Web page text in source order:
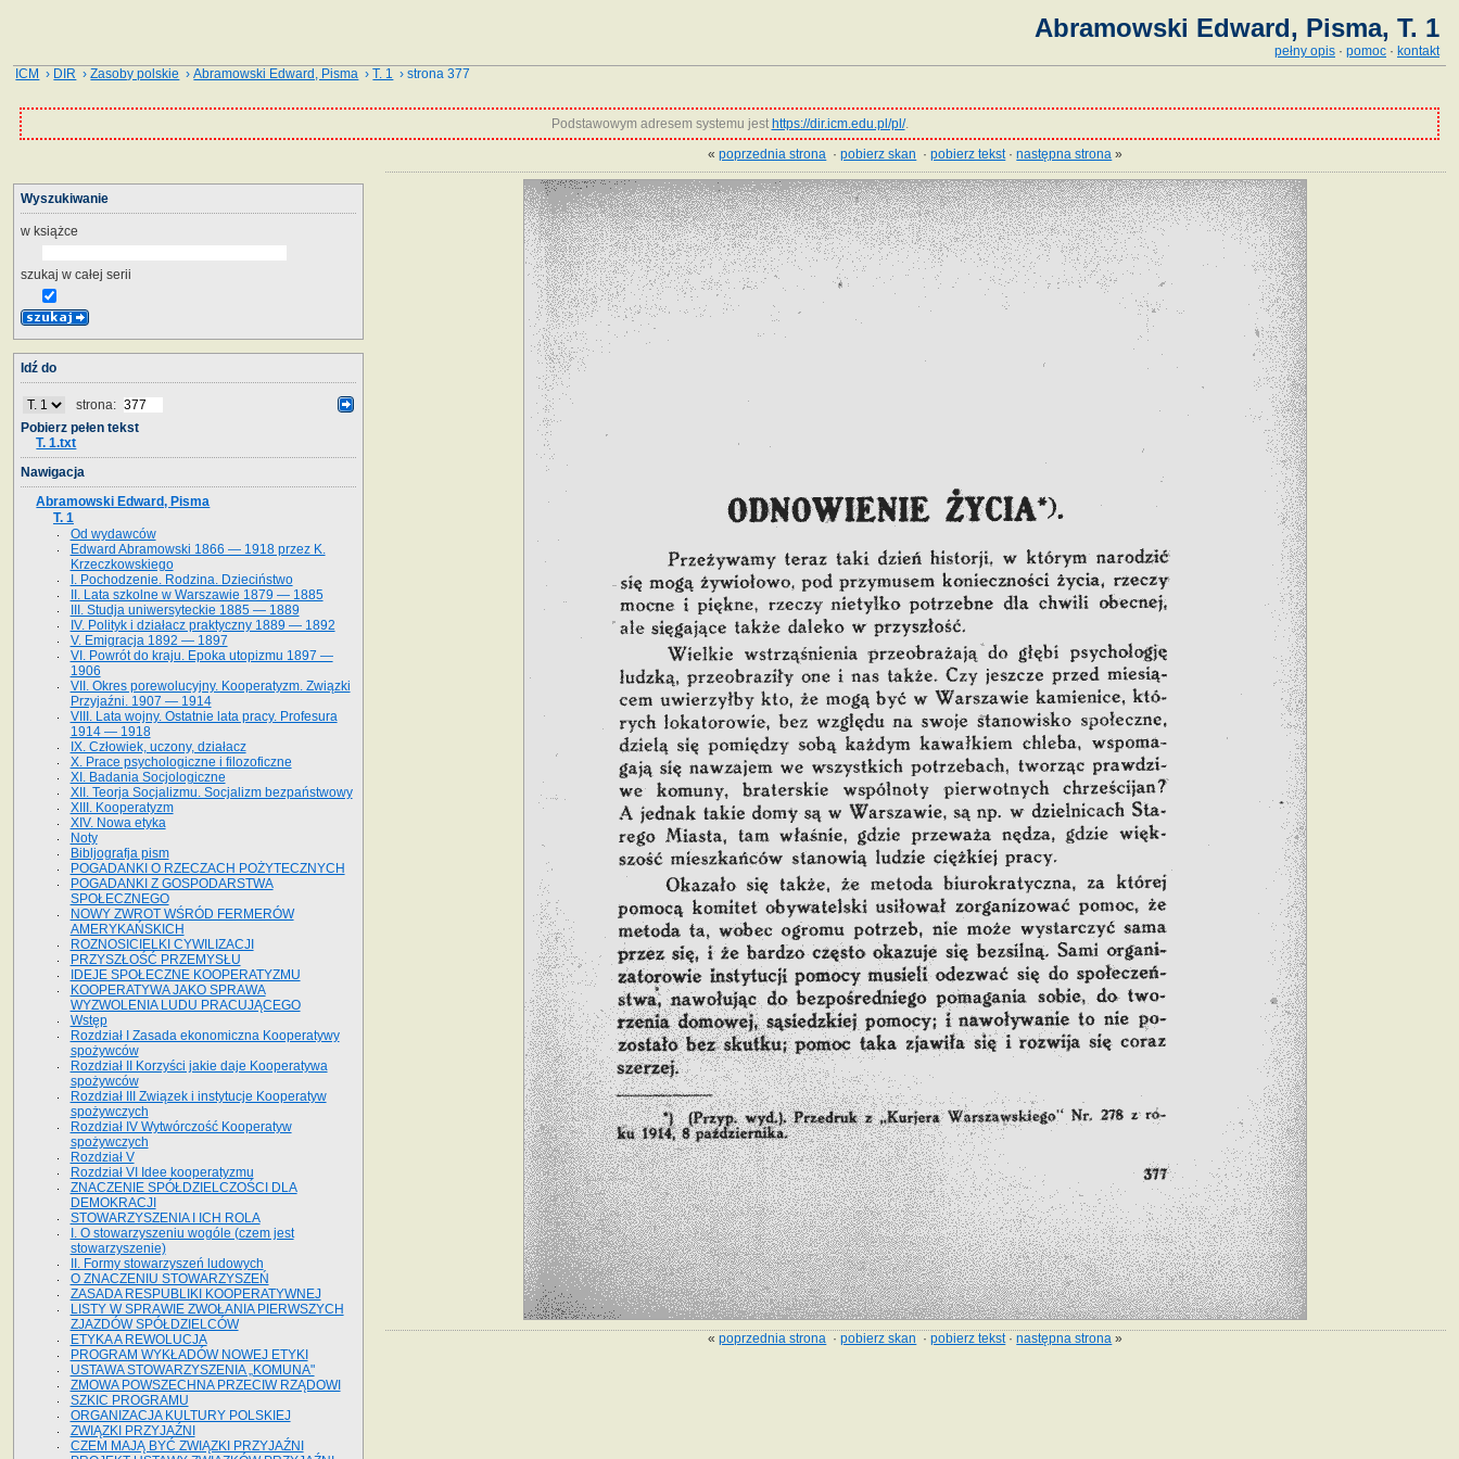
Abramowski Edward, Pisma, T. 1
pełny opis · pomoc · kontakt
ICM › DIR ›Zasoby polskie ›Abramowski Edward, Pisma ›T. 1 › strona 377
Podstawowym adresem systemu jest https://dir.icm.edu.pl/pl/.
«poprzednia strona ·pobierz skan ·pobierz tekst·następna strona »
«poprzednia strona ·pobierz skan ·pobierz tekst·następna strona »
Wyszukiwanie
w książce
szukaj w całej serii
Idź do
strona:
Pobierz pełen tekst
T. 1.txt
Nawigacja
Abramowski Edward, Pisma
T. 1
Od wydawców
Edward Abramowski 1866 — 1918 przez K.
Krzeczkowskiego
I. Pochodzenie. Rodzina. Dzieciństwo
II. Lata szkolne w Warszawie 1879 — 1885
III. Studja uniwersyteckie 1885 — 1889
IV. Polityk i działacz praktyczny 1889 — 1892
V. Emigracja 1892 — 1897
VI. Powrót do kraju. Epoka utopizmu 1897 —
1906
VII. Okres porewolucyjny. Kooperatyzm. Związki
Przyjaźni. 1907 — 1914
VIII. Lata wojny. Ostatnie lata pracy. Profesura
1914 — 1918
IX. Człowiek, uczony, działacz
X. Prace psychologiczne i filozoficzne
XI. Badania Socjologiczne
XII. Teorja Socjalizmu. Socjalizm bezpaństwowy
XIII. Kooperatyzm
XIV. Nowa etyka
Noty
Bibljografja pism
POGADANKI O RZECZACH POŻYTECZNYCH
POGADANKI Z GOSPODARSTWA
SPOŁECZNEGO
NOWY ZWROT WŚRÓD FERMERÓW
AMERYKAŃSKICH
ROZNOSICIELKI CYWILIZACJI
PRZYSZŁOŚĆ PRZEMYSŁU
IDEJE SPOŁECZNE KOOPERATYZMU
KOOPERATYWA JAKO SPRAWA
WYZWOLENIA LUDU PRACUJĄCEGO
Wstęp
Rozdział I Zasada ekonomiczna Kooperatywy
spożywców
Rozdział II Korzyści jakie daje Kooperatywa
spożywców
Rozdział III Związek i instytucje Kooperatyw
spożywczych
Rozdział IV Wytwórczość Kooperatyw
spożywczych
Rozdział V
Rozdział VI Idee kooperatyzmu
ZNACZENIE SPÓŁDZIELCZOŚCI DLA
DEMOKRACJI
STOWARZYSZENIA I ICH ROLA
I. O stowarzyszeniu wogóle (czem jest
stowarzyszenie)
II. Formy stowarzyszeń ludowych
O ZNACZENIU STOWARZYSZEŃ
ZASADA RESPUBLIKI KOOPERATYWNEJ
LISTY W SPRAWIE ZWOŁANIA PIERWSZYCH
ZJAZDÓW SPÓŁDZIELCÓW
ETYKA A REWOLUCJA
PROGRAM WYKŁADÓW NOWEJ ETYKI
USTAWA STOWARZYSZENIA „KOMUNA"
ZMOWA POWSZECHNA PRZECIW RZĄDOWI
SZKIC PROGRAMU
ORGANIZACJA KULTURY POLSKIEJ
ZWIĄZKI PRZYJAŹNI
CZEM MAJĄ BYĆ ZWIĄZKI PRZYJAŹNI